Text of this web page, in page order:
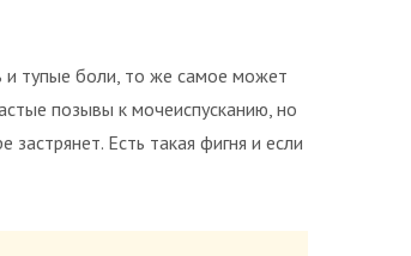
и тупые боли, то же самое может
позывы к мочеиспусканию, но
Есть такая фигня и если